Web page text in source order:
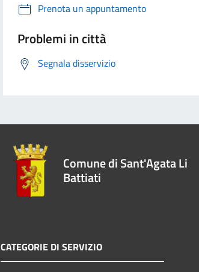
Prenota un appuntamento
Problemi in città
Segnala disservizio
Comune di Sant'Agata Li
Battiati
CATEGORIE DI SERVIZIO